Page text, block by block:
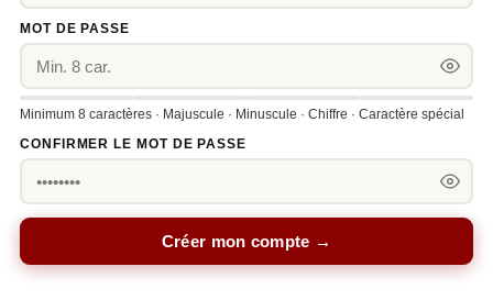
MOT DE PASSE
Minimum 8 caractères · Majuscule · Minuscule · Chiffre · Caractère spécial
CONFIRMER LE MOT DE PASSE
Créer mon compte →